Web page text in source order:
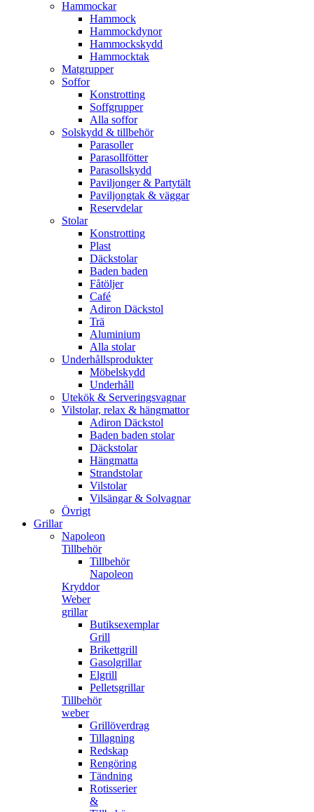
Hammockar
Hammock
Hammockdynor
Hammockskydd
Hammocktak
Matgrupper
Soffor
Konstrotting
Soffgrupper
Alla soffor
Solskydd & tillbehör
Parasoller
Parasollfötter
Parasollskydd
Paviljonger & Partytält
Paviljongtak & väggar
Reservdelar
Stolar
Konstrotting
Plast
Däckstolar
Baden baden
Fåtöljer
Café
Adiron Däckstol
Trä
Aluminium
Alla stolar
Underhållsprodukter
Möbelskydd
Underhåll
Utekök & Serveringsvagnar
Vilstolar, relax & hängmattor
Adiron Däckstol
Baden baden stolar
Däckstolar
Hängmatta
Strandstolar
Vilstolar
Vilsängar & Solvagnar
Övrigt
Grillar
Napoleon
Tillbehör
Tillbehör
Napoleon
Kryddor
Weber
grillar
Butiksexemplar
Grill
Brikettgrill
Gasolgrillar
Elgrill
Pelletsgrillar
Tillbehör
weber
Grillöverdrag
Tillagning
Redskap
Rengöring
Tändning
Rotisserier
&